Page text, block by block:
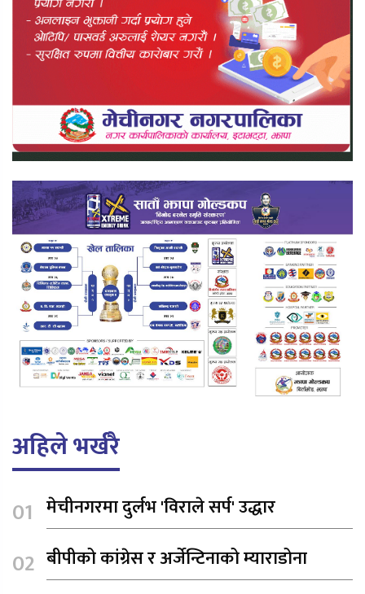
अहिले भर्खरै
मेचीनगरमा दुर्लभ 'विराले सर्प' उद्धार
बीपीको कांग्रेस र अर्जेन्टिनाको म्याराडोना